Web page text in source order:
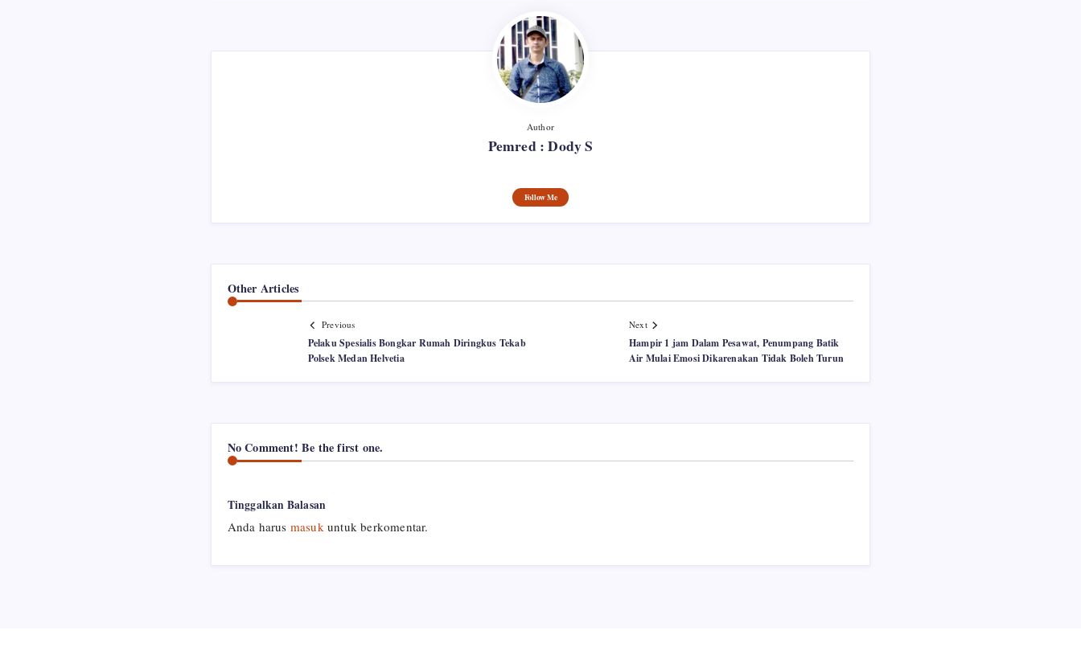
Author
Pemred : Dody S
Follow Me
Other Articles
Previous
Pelaku Spesialis Bongkar Rumah Diringkus Tekab
Polsek Medan Helvetia
Next
Hampir 1 jam Dalam Pesawat, Penumpang Batik
Air Mulai Emosi Dikarenakan Tidak Boleh Turun
No Comment! Be the first one.
Tinggalkan Balasan
Anda harus masukuntuk berkomentar.